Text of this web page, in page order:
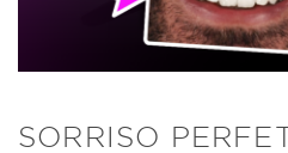
SORRISO